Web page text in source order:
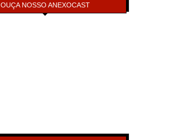
OUÇA NOSSO ANEXOCAST